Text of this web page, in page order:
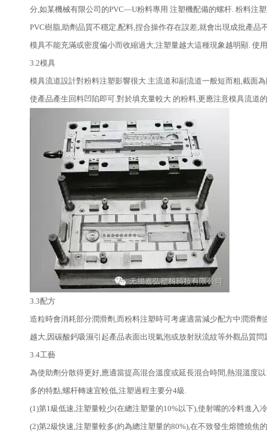
分,如某機械有限公司的PVC—U粉料專用 注塑機配備的螺杆. 粉料注
PVC樹脂,助劑品質不穩定,配料,捏合操作存在誤差,就會出現成批產
模具不能充滿或密度偏小而收縮過大,注塑量越大這種現象越明顯. 使
3.2模具
模具流道設計對粉料注塑影響很大.主流道和副流道一般短而粗,截面
使產品產生回料凹陷即可.對於填充量較大 的粉料,更應注意模具流道
3.3配方
造粒時會消耗部分潤滑劑,而粉料注塑時可考慮適當減少配方中潤滑
越大,因碳酸鈣吸濕引起產品表面出現氣泡或放射狀流紋等外觀品質問
3.4工藝
為使助劑分散得更好,應適當提高混合溫度或延長混合時間,熱混溫度
多的特點,螺杆轉速宜較低,注塑過程主要分4級.
(1)第1級低速,注塑量較少(在總注塑量的10%以下),使射嘴的冷料進入
(2)第2級快速,注塑量較多(約為總注塑量的80%),在不致發生熔體燒